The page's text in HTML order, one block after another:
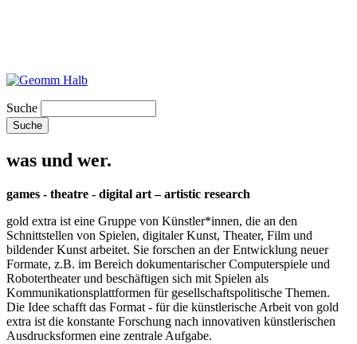
Suche
was und wer.
games - theatre - digital art – artistic research
gold extra ist eine Gruppe von Künstler*innen, die an den
Schnittstellen von Spielen, digitaler Kunst, Theater, Film und
bildender Kunst arbeitet. Sie forschen an der Entwicklung neuer
Formate, z.B. im Bereich dokumentarischer Computerspiele und
Robotertheater und beschäftigen sich mit Spielen als
Kommunikationsplattformen für gesellschaftspolitische Themen.
Die Idee schafft das Format - für die künstlerische Arbeit von gold
extra ist die konstante Forschung nach innovativen künstlerischen
Ausdrucksformen eine zentrale Aufgabe.